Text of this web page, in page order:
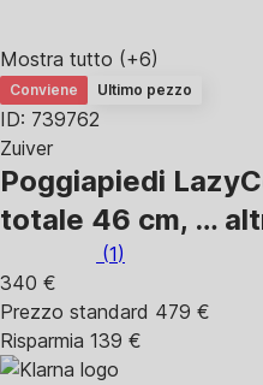
Mostra tutto (+6)
Conviene Ultimo pezzo
ID: 739762
Zuiver
Poggiapiedi Lazy
totale 46 cm, …
(1)
340 €
Prezzo standard 479 €
Risparmia 139 €